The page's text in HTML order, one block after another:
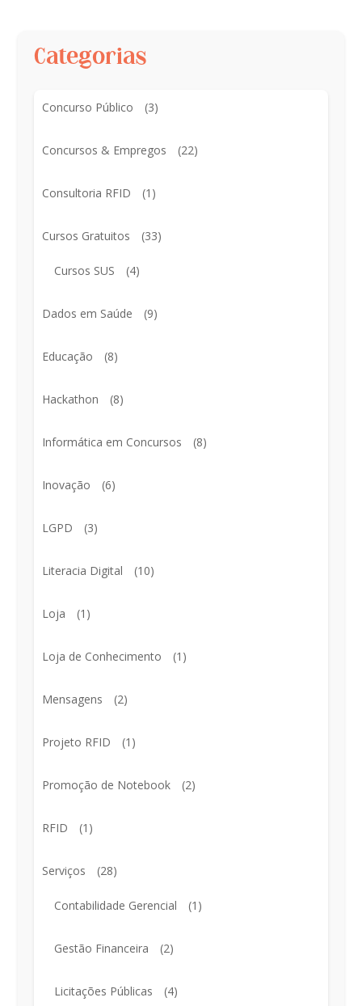
Categorias
Concurso Público (3)
Concursos & Empregos (22)
Consultoria RFID (1)
Cursos Gratuitos (33)
Cursos SUS (4)
Dados em Saúde (9)
Educação (8)
Hackathon (8)
Informática em Concursos (8)
Inovação (6)
LGPD (3)
Literacia Digital (10)
Loja (1)
Loja de Conhecimento (1)
Mensagens (2)
Projeto RFID (1)
Promoção de Notebook (2)
RFID (1)
Serviços (28)
Contabilidade Gerencial (1)
Gestão Financeira (2)
Licitações Públicas (4)